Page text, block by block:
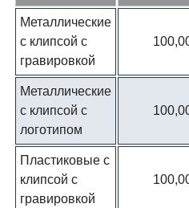
Металлические
с клипсой с
гравировкой
Металлические
с клипсой с
логотипом
Пластиковые с
клипсой с
гравировкой